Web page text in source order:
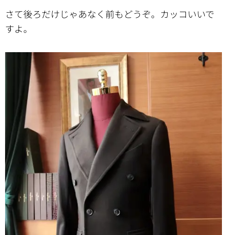
さて後ろだけじゃあなく前もどうぞ。カッコいいで
すよ。